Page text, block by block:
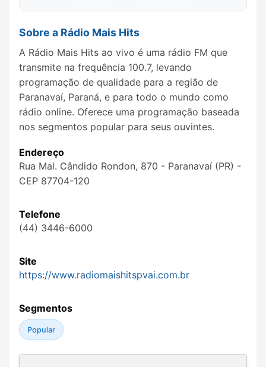
Sobre a Rádio Mais Hits
A Rádio Mais Hits ao vivo é uma rádio FM que
transmite na frequência 100.7, levando
programação de qualidade para a região de
Paranavaí, Paraná, e para todo o mundo como
rádio online. Oferece uma programação baseada
nos segmentos popular para seus ouvintes.
Endereço
Rua Mal. Cândido Rondon, 870 - Paranavaí (PR) -
CEP 87704-120
Telefone
(44) 3446-6000
Site
https://www.radiomaishitspvai.com.br
Segmentos
Popular